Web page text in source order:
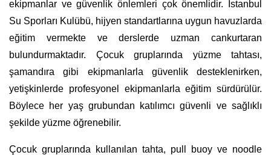
ekipmanlar ve güvenlik önlemleri çok önemlidir. İstanbul
Su Sporları Kulübü, hijyen standartlarına uygun havuzlarda
eğitim vermekte ve derslerde uzman cankurtaran
bulundurmaktadır. Çocuk gruplarında yüzme tahtası,
şamandıra gibi ekipmanlarla güvenlik desteklenirken,
yetişkinlerde profesyonel ekipmanlarla eğitim sürdürülür.
Böylece her yaş grubundan katılımcı güvenli ve sağlıklı
şekilde yüzme öğrenebilir.
Çocuk gruplarında kullanılan tahta, pull buoy ve noodle